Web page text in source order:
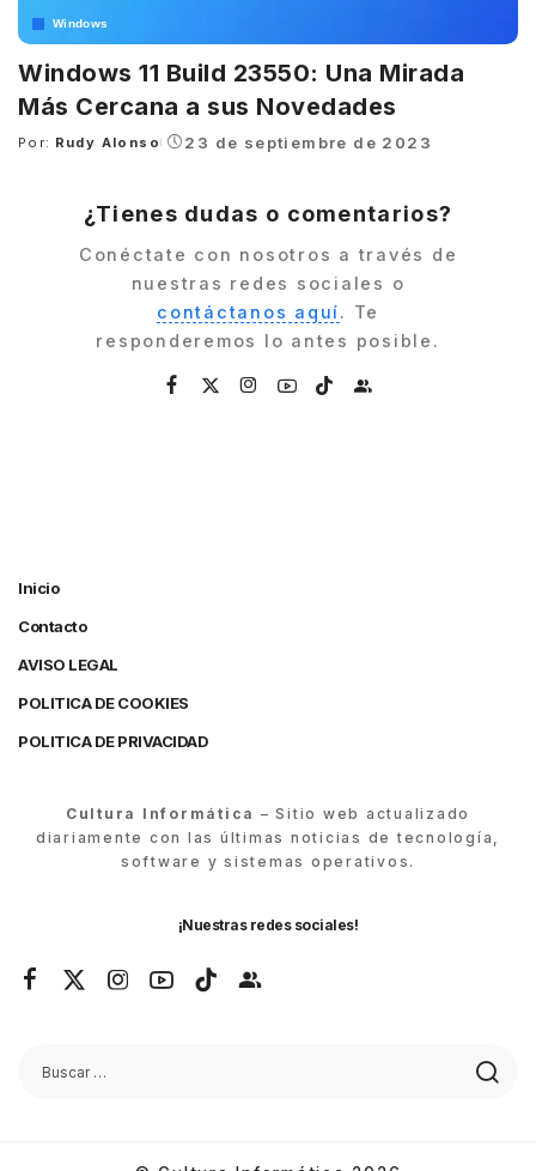
Windows
Windows 11 Build 23550: Una Mirada
Más Cercana a sus Novedades
Posted
Por: Rudy Alonso 23 de septiembre de 2023
¿Tienes dudas o comentarios?
Conéctate con nosotros a través de
nuestras redes sociales o
contáctanos aquí. Te
responderemos lo antes posible.
Inicio
Contacto
AVISO LEGAL
POLITICA DE COOKIES
POLITICA DE PRIVACIDAD
Cultura Informática – Sitio web actualizado
diariamente con las últimas noticias de tecnología,
software y sistemas operativos.
¡Nuestras redes sociales!